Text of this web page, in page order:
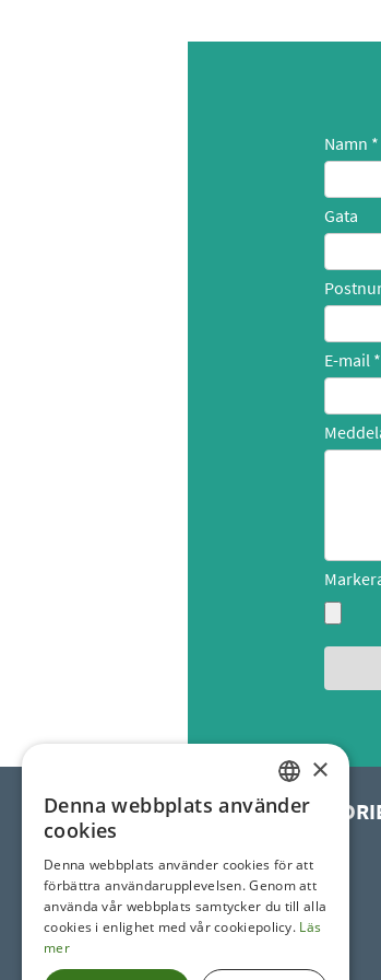
Namn
Gata
E-mail
Uterum
Pooltak
Spatak
SWEDISH
×
Denna webbplats använder
cookies
Denna webbplats använder cookies för att
förbättra användarupplevelsen. Genom att
använda vår webbplats samtycker du till alla
cookies i enlighet med vår cookiepolicy. Läs
mer